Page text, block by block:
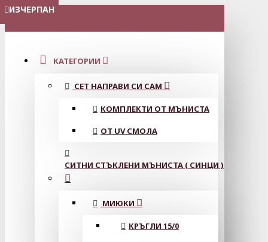
МЕНЮ
КАТЕГОРИИ
СЕТ НАПРАВИ СИ САМ
КОМПЛЕКТИ ОТ МЪНИСТА
ОТ UV СМОЛА
СИТНИ СТЪКЛЕНИ МЪНИСТА ( СИНЦИ )
МИЮКИ
КРЪГЛИ 15/0
ИЗЧЕРПАН
ИЗЧЕРПАН